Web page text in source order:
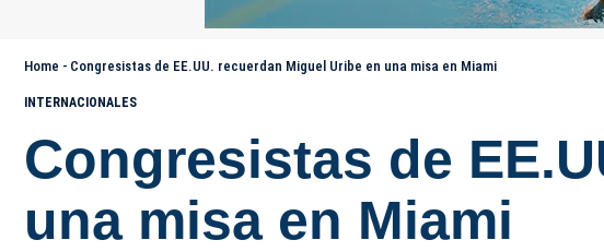
Home - Congresistas de EE.UU. recuerdan Miguel Uribe en una misa en Miami
INTERNACIONALES
Congresistas de
una misa en Miami